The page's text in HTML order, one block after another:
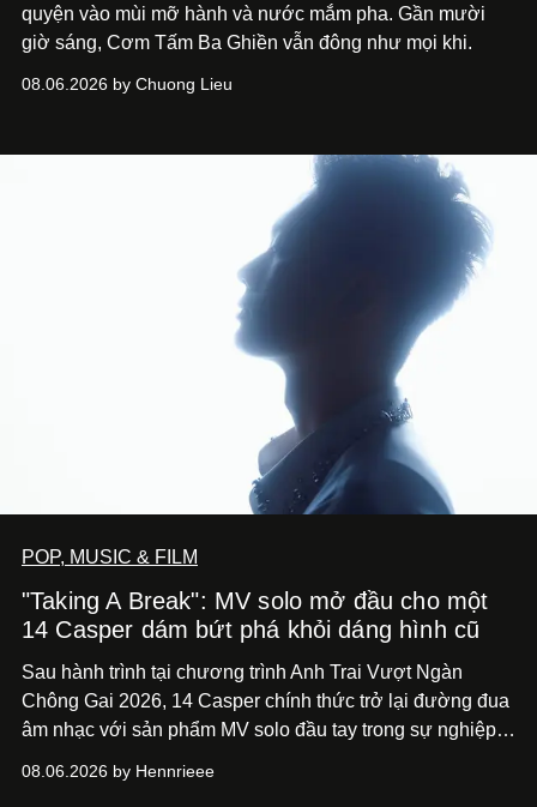
quyện vào mùi mỡ hành và nước mắm pha. Gần mười
giờ sáng, Cơm Tấm Ba Ghiền vẫn đông như mọi khi.
08.06.2026 by Chuong Lieu
POP, MUSIC & FILM
"Taking A Break": MV solo mở đầu cho một
14 Casper dám bứt phá khỏi dáng hình cũ
Sau hành trình tại chương trình Anh Trai Vượt Ngàn
Chông Gai 2026, 14 Casper chính thức trở lại đường đua
âm nhạc với sản phẩm MV solo đầu tay trong sự nghiệp -
bước chuyển mình của 14 Casper sau chương trình, mà
08.06.2026 by Hennrieee